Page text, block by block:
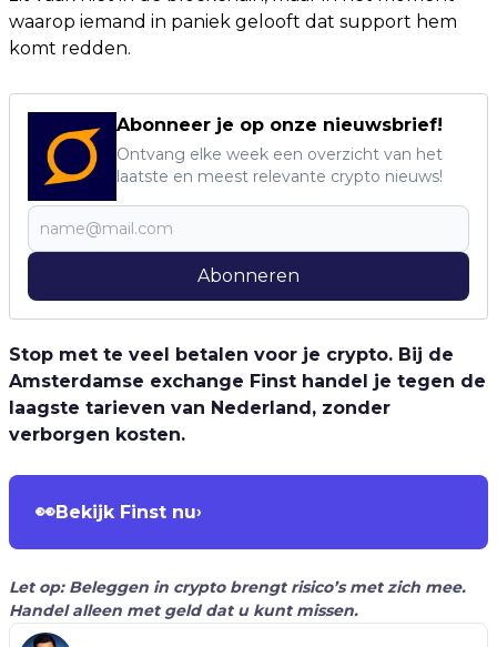
waarop iemand in paniek gelooft dat support hem
komt redden.
Abonneer je op onze nieuwsbrief!
Ontvang elke week een overzicht van het
laatste en meest relevante crypto nieuws!
Abonneren
Stop met te veel betalen voor je crypto. Bij de
Amsterdamse exchange Finst handel je tegen de
laagste tarieven van Nederland, zonder
verborgen kosten.
👀Bekijk Finst nu›
Let op: Beleggen in crypto brengt risico’s met zich mee.
Handel alleen met geld dat u kunt missen.